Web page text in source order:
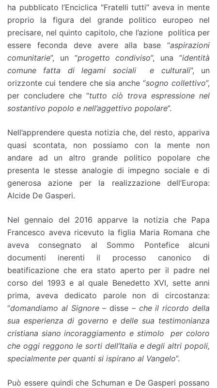
ha pubblicato l’Enciclica “Fratelli tutti” aveva in mente
proprio la figura del grande politico europeo nel
precisare, nel quinto capitolo, che l’azione politica per
essere feconda deve avere alla base “aspirazioni
comunitarie”, un “progetto condiviso”, una “identità
comune fatta di legami sociali e culturali”, un
orizzonte cui tendere che sia anche “sogno collettivo”,
per concludere che “tutto ciò trova espressione nel
sostantivo popolo e nell’aggettivo popolare”.
Nell’apprendere questa notizia che, del resto, appariva
quasi scontata, non possiamo con la mente non
andare ad un altro grande politico popolare che
presenta le stesse analogie di impegno sociale e di
generosa azione per la realizzazione dell’Europa:
Alcide De Gasperi.
Nel gennaio del 2016 apparve la notizia che Papa
Francesco aveva ricevuto la figlia Maria Romana che
aveva consegnato al Sommo Pontefice alcuni
documenti inerenti il processo canonico di
beatificazione che era stato aperto per il padre nel
corso del 1993 e al quale Benedetto XVI, sette anni
prima, aveva dedicato parole non di circostanza:
“domandiamo al Signore –disse – che il ricordo della
sua esperienza di governo e delle sua testimonianza
cristiana siano incoraggiamento e stimolo per coloro
che oggi reggono le sorti dell’Italia e degli altri popoli,
specialmente per quanti si ispirano al Vangelo”.
Può essere quindi che Schuman e De Gasperi possano